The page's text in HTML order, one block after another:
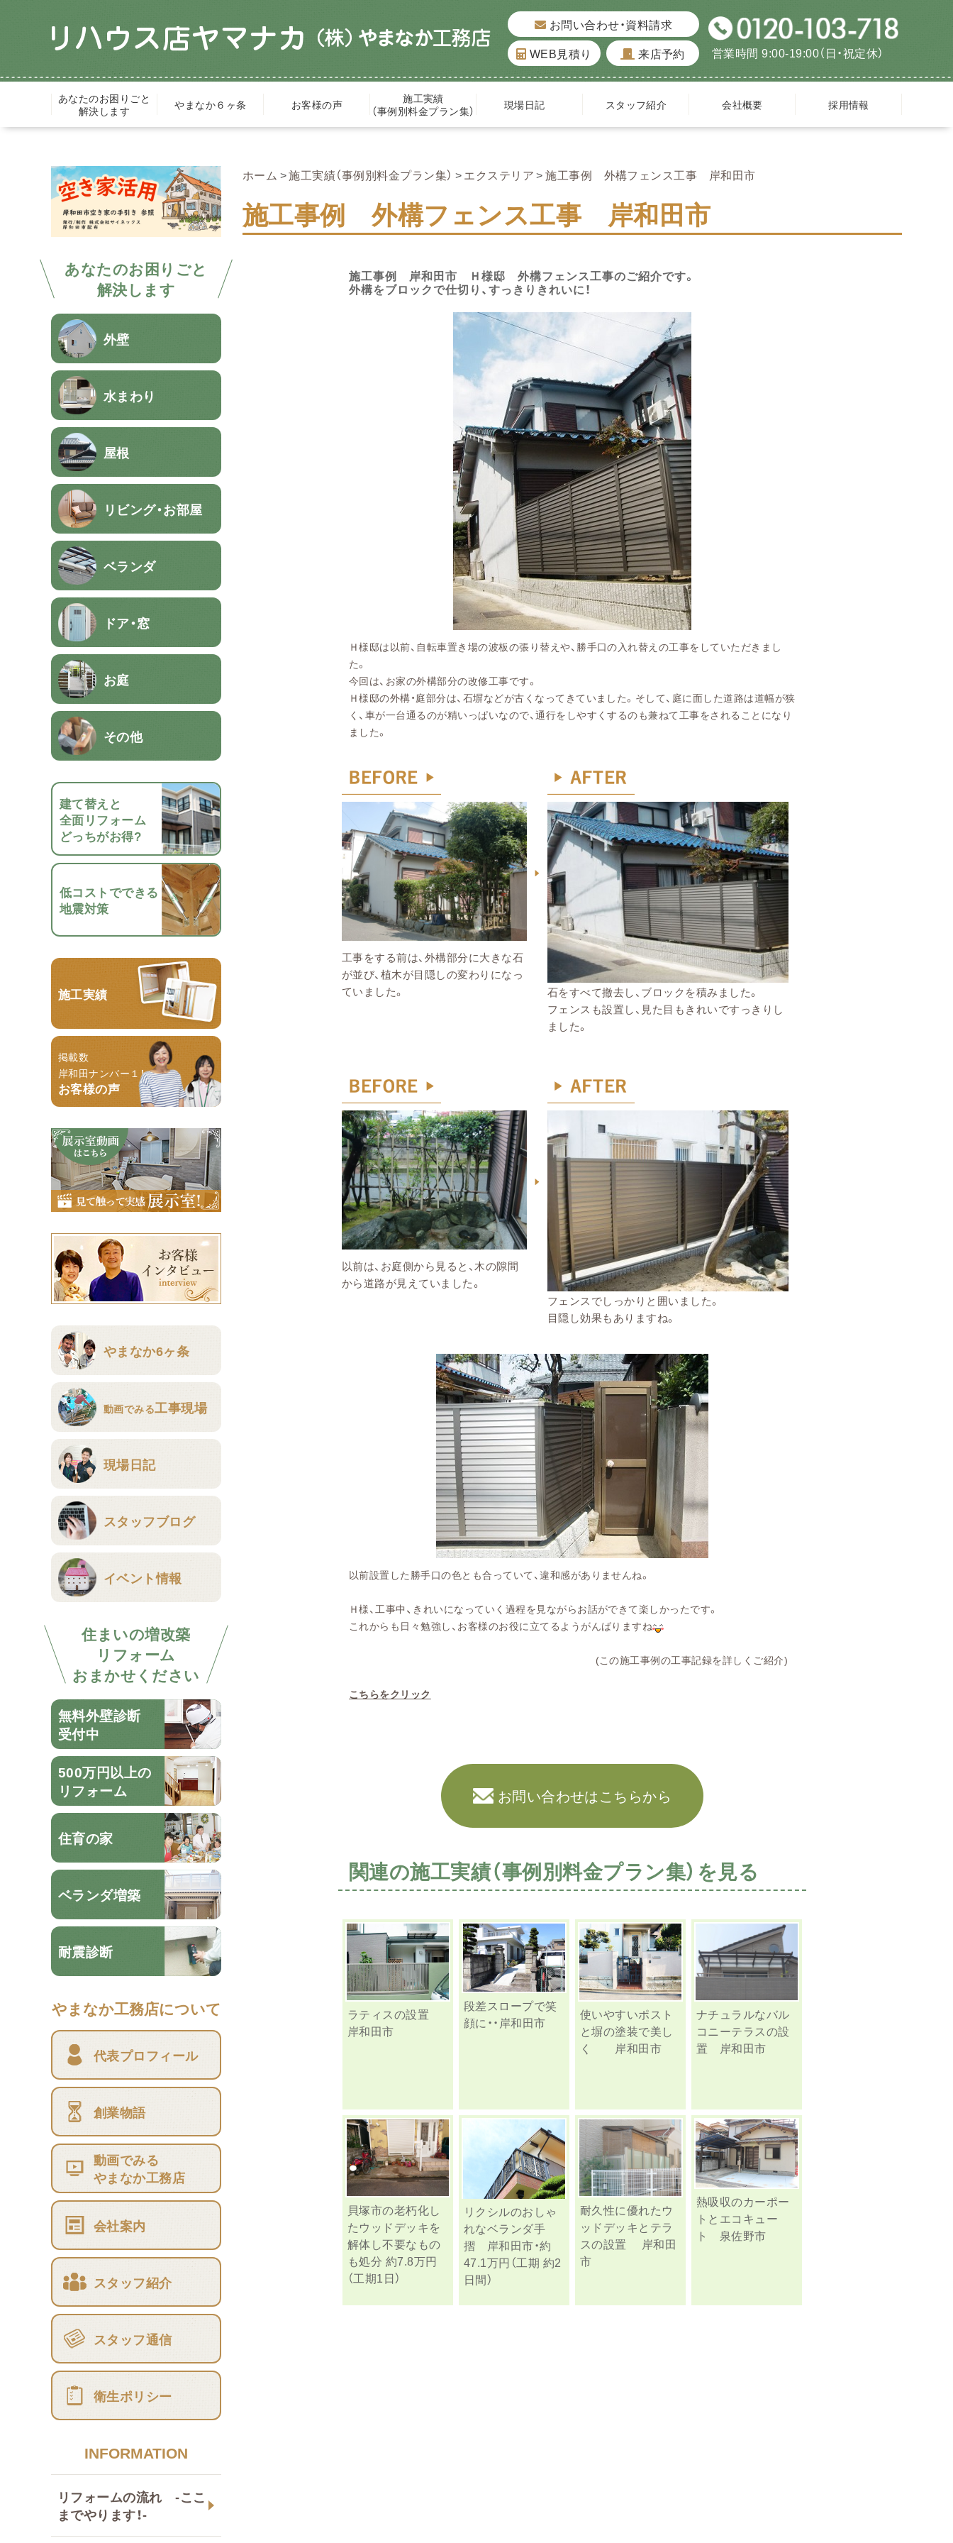
お問い合わせ・資料請求
WEB見積り
来店予約 営業時間 9:00-19:00（日・祝定休）
あなたのお困りごと
解決します
やまなか６ヶ条 お客様の声
施工実績
（事例別料金プラン集）
現場日記 スタッフ紹介 会社概要 採用情報
あなたのお困りごと
解決します
外壁
水まわり
屋根
リビング・お部屋
ベランダ
ドア・窓
お庭
その他
建て替えと
全面リフォーム
どっちがお得?
低コストでできる
地震対策
施工実績
掲載数
岸和田ナンバー１！
お客様の声
やまなか6ヶ条
動画でみる工事現場
現場日記
スタッフブログ
イベント情報
住まいの増改築
リフォーム
おまかせください
無料外壁診断
受付中
500万円以上の
リフォーム
住育の家
ベランダ増築
耐震診断
やまなか工務店について
代表プロフィール
創業物語
動画でみる
やまなか工務店
会社案内
スタッフ紹介
スタッフ通信
衛生ポリシー
INFORMATION
リフォームの流れ -ここ
までやります！-
ホーム 施工実績（事例別料金プラン集） エクステリア 施工事例 外構フェンス工事 岸和田市
施工事例 外構フェンス工事 岸和田市
施工事例 岸和田市 Ｈ様邸 外構フェンス工事のご紹介です。
外構をブロックで仕切り、すっきりきれいに！
Ｈ様邸は以前、自転車置き場の波板の張り替えや、勝手口の入れ替えの工事をしていただきまし
た。
今回は、お家の外構部分の改修工事です。
Ｈ様邸の外構・庭部分は、石塀などが古くなってきていました。そして、庭に面した道路は道幅が狭
く、車が一台通るのが精いっぱいなので、通行をしやすくするのも兼ねて工事をされることになり
ました。
工事をする前は、外構部分に大きな石
が並び、植木が目隠しの変わりになっ
ていました。
石をすべて撤去し、ブロックを積みました。
フェンスも設置し、見た目もきれいですっきりし
ました。
以前は、お庭側から見ると、木の隙間
から道路が見えていました。
フェンスでしっかりと囲いました。
目隠し効果もありますね。
以前設置した勝手口の色とも合っていて、違和感がありませんね。
Ｈ様、工事中 、 きれいになっていく過程を見ながらお話ができて楽しかったです。
これからも日々勉強し、お客様のお役に立てるよう がんばりますね
(この施工事例の工事記録を詳しくご紹介)
こちらをクリック
お問い合わせはこちらから
関連の施工実績（事例別料金プラン集）を見る
ラティスの設置
岸和田市
段差スロープで笑
顔に・・岸和田市
使いやすいポスト
と塀の塗装で美し
く 岸和田市
ナチュラルなバル
コニーテラスの設
置 岸和田市
貝塚市の老朽化し
たウッドデッキを
解体し不要なもの
も処分 約7.8万円
（工期1日）
リクシルのおしゃ
れなベランダ手
摺 岸和田市・約
47.1万円（工期 約2
日間）
耐久性に優れたウ
ッドデッキとテラ
スの設置 岸和田
市
熱吸収のカーポー
トとエコキュー
ト 泉佐野市